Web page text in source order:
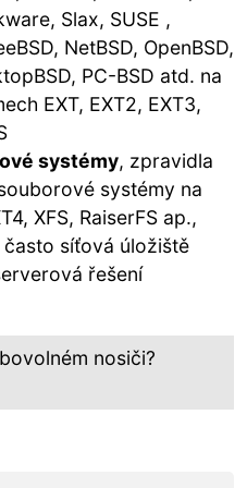
Slax, SUSE ,
NetBSD, OpenBSD,
PC-BSD atd. na
EXT, EXT2, EXT3,
systémy, zpravidla
systémy na
XFS, RaiserFS ap.,
síťová úložiště
řešení
nosiči?